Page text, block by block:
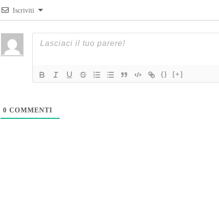
Iscriviti
{} [+]
0 COMMENTI